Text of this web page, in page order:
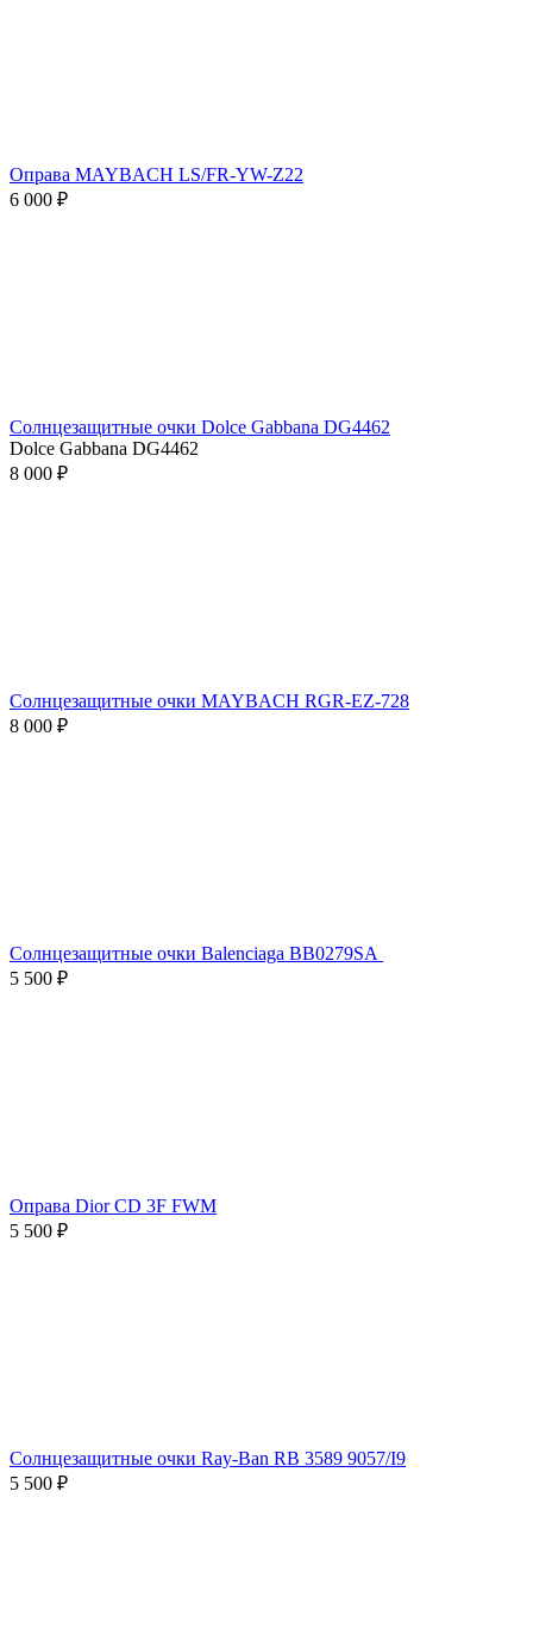
Оправа MAYBACH LS/FR-YW-Z22
6 000 ₽
Солнцезащитные очки Dolce Gabbana DG4462
Dolce Gabbana DG4462
8 000 ₽
Солнцезащитные очки MAYBACH RGR-EZ-728
8 000 ₽
Солнцезащитные очки Balenciaga BB0279SA
5 500 ₽
Оправа Dior CD 3F FWM
5 500 ₽
Солнцезащитные очки Ray-Ban RB 3589 9057/I9
5 500 ₽